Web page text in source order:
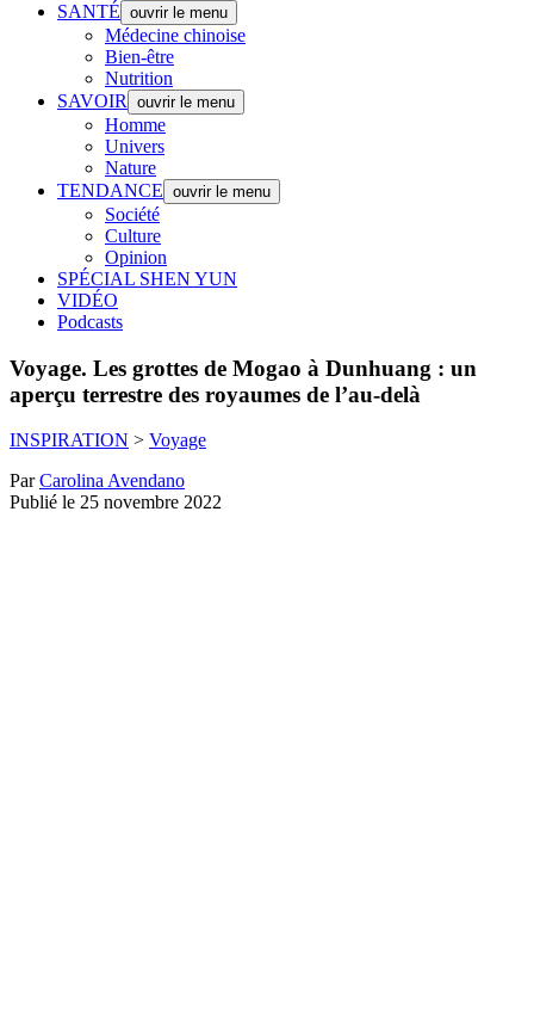
SANTÉ ouvrir le menu
Médecine chinoise
Bien-être
Nutrition
SAVOIR
ouvrir le menu
Homme
Univers
Nature
TENDANCE ouvrir le menu
Société
Culture
Opinion
SPÉCIAL SHEN YUN
VIDÉO
Podcasts
Voyage. Les grottes de Mogao à Dunhuang : un
aperçu terrestre des royaumes de l’au-delà
INSPIRATION > Voyage
ParCarolina Avendano
Publié le 25 novembre 2022